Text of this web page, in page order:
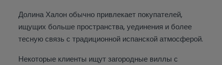
Долина Халон обычно привлекает покупателей,
ищущих больше пространства, уединения и более
тесную связь с традиционной испанской атмосферой.
Некоторые клиенты ищут загородные виллы с